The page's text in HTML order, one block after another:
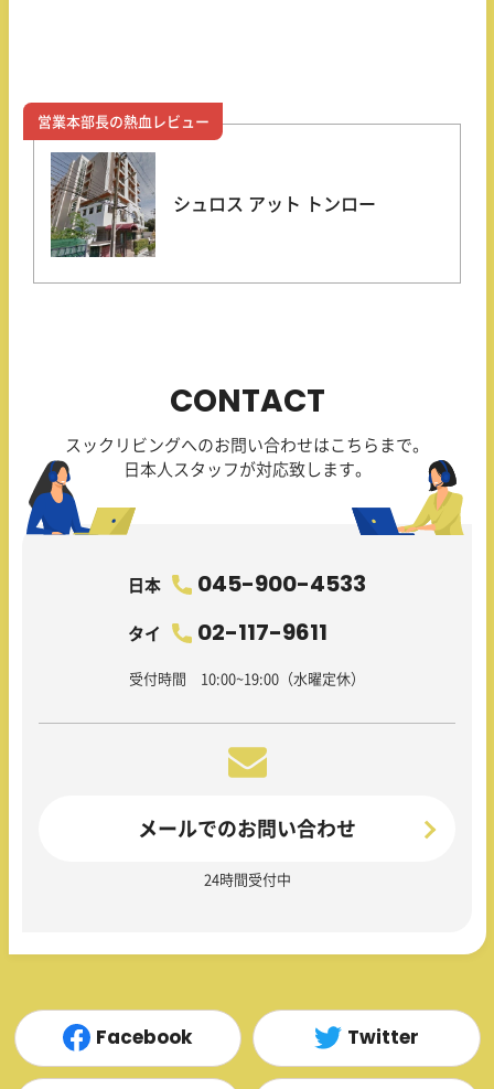
営業本部長の熱血レビュー
シュロス アット トンロー
CONTACT
スックリビングへのお問い合わせはこちらまで。
日本人スタッフが対応致します。
日本 045-900-4533
タイ 02-117-9611
受付時間 10:00~19:00（水曜定休）
メールでのお問い合わせ
24時間受付中
Facebook Twitter